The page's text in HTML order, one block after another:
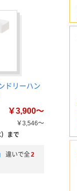
ドリーハン
￥3,900～
￥3,546～
まで
違いで全2